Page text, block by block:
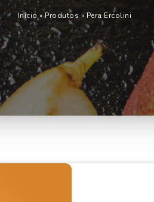
Início»Produtos » Pera Ercolini